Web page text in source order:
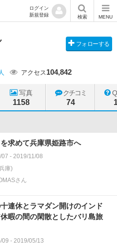
ログイン
新規登録
検索 MENU
フォローする
アクセス104,842
写真
1158
クチコミ
74
求めて兵庫県姫路市へ
- 2019/11/08
庫)
さん
十連休とラマダン開けのインド
暇の間の閑散としたバリ島旅
09 - 2019/05/13